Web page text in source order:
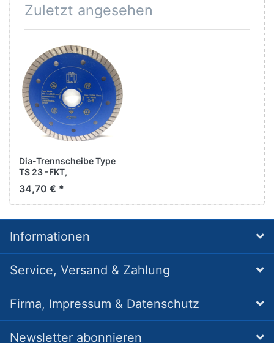
Zuletzt angesehen
Dia-Trennscheibe Type
TS 23 -FKT,
D150/25,4mm,
34,70 € *
Informationen
Service, Versand & Zahlung
Firma, Impressum & Datenschutz
Newsletter abonnieren